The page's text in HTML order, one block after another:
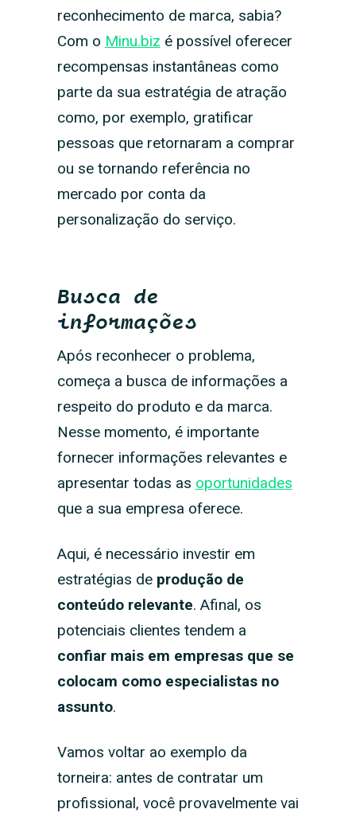
reconhecimento de marca, sabia?
Com o Minu.biz é possível oferecer
recompensas instantâneas como
parte da sua estratégia de atração
como, por exemplo, gratificar
pessoas que retornaram a comprar
ou se tornando referência no
mercado por conta da
personalização do serviço.
Busca de
informações
Após reconhecer o problema,
começa a busca de informações a
respeito do produto e da marca.
Nesse momento, é importante
fornecer informações relevantes e
apresentar todas as oportunidades
que a sua empresa oferece.
Aqui, é necessário investir em
estratégias de produção de
conteúdo relevante. Afinal, os
potenciais clientes tendem a
confiar mais em empresas que se
colocam como especialistas no
assunto.
Vamos voltar ao exemplo da
torneira: antes de contratar um
profissional, você provavelmente vai